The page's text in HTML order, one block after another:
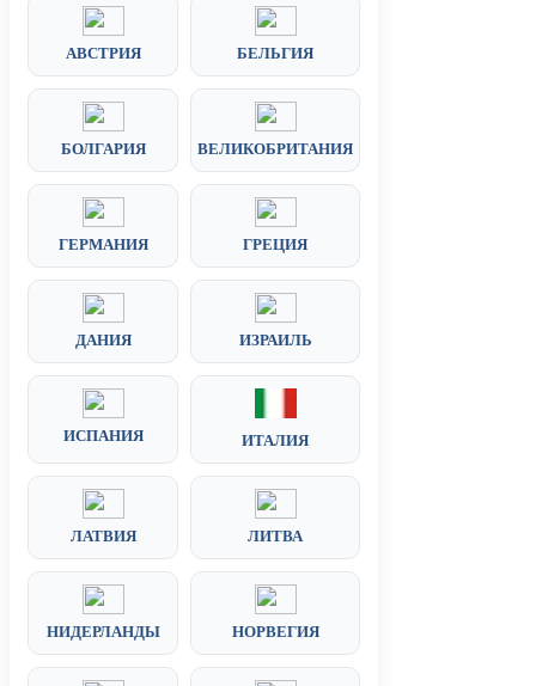
АВСТРИЯ БЕЛЬГИЯ
БОЛГАРИЯ ВЕЛИКОБРИТАНИЯ
ГЕРМАНИЯ ГРЕЦИЯ
ДАНИЯ ИЗРАИЛЬ
ИСПАНИЯ ИТАЛИЯ
ЛАТВИЯ ЛИТВА
НИДЕРЛАНДЫ НОРВЕГИЯ